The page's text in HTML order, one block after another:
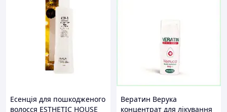
Есенція для пошкодженого
волосся ESTHETIC HOUSE
Вератин Верука
концентрат для лікування